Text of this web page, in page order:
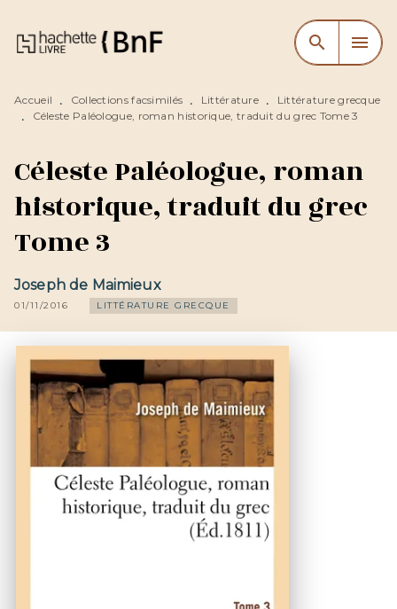
MENU RECHERCHE
CONTENU
search menu
Accueil • Collections facsimilés • Littérature •
Littérature grecque
•
Céleste Paléologue, roman historique, traduit du grec Tome 3
Céleste Paléologue, roman
historique, traduit du grec
Tome 3
Joseph de Maimieux
01/11/2016 LITTÉRATURE GRECQUE